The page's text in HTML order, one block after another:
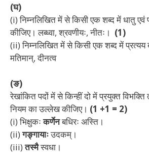
(घ)
(i) निम्नलिखित में से किसी एक शब्द में धातु एवं
कीजिए।लब्ध्वा, श्रवणीयः, नीतः। (1)
(ii) निम्नलिखित में से किसी एक शब्द में प्रत्यय
मतिमान्, दीनत्व
(ङ)
रेखांकित पदों में से किन्हीं दो में प्रयुक्त
नियम का उल्लेख कीजिए। (1 +1 = 2)
(i) भिक्षुकःकर्णेनबधिरः अस्ति।
(ii)गङ्गायाःउदकम्।
(iii)तस्मैस्वधा।